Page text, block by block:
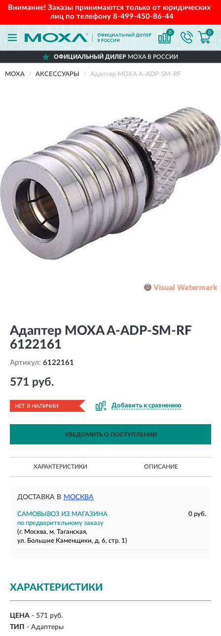
Внимание! Заказы принимаются только от юридических
лиц по телефону 8-499-450-86-44
0 0
ОФИЦИАЛЬНЫЙ ДИЛЕРMOXA В РОССИИ
MOXA АКСЕССУАРЫ Адаптер MOXA A-ADP-SM-RF
Адаптер MOXA A-ADP-SM-RF
6122161
Артикул: 6122161
571 руб.
НЕТ В НАЛИЧИИ Добавить к сравнению
УВЕДОМИТЬ О ПОСТУПЛЕНИИ
ХАРАКТЕРИСТИКИ ОПИСАНИЕ
ДОСТАВКА В МОСКВА
САМОВЫВОЗ ИЗ МАГАЗИНА
0 руб.
по предварительному заказу
(г. Москва, м. Таганская,
ул. Большие Каменщики, д. 6, стр. 1)
ХАРАКТЕРИСТИКИ
ЦЕНА - 571 руб.
ТИП - Адаптеры